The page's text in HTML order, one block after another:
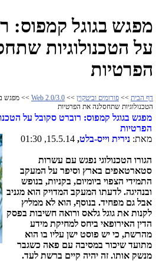
מפגש בגוגל קמפוס:
על הטכנולוגיות
הפרטיות
דף הבית >> פורומים וביטקוין >>
Web 2.0/3.0 >> מפגש
הטכנולוגיות שתחסלנה את הפרטיות
מפגש בגוגל קמפוס: רוברט סקובל על
הפרטיות
מאת: נירית וייס-בלט,
15.5.14, 01:30
הגורו הטכנולוגי נפגש עם עשרות
סטארטאפים בארץ וסיפר על המעקב
התמידי הצפוי ביומיום, בקניות, בנופש
ובנהיגה. לדעתו המעקב המדויק הוא מגניב
אבל גם מפחיד. בנוסף, הוא לא ממליץ
לקנות את גוגל גלאס ורואה חשיבות בפסק
הדין האירופאי ביחס למחיקת מידע
מהרשת, כי יש פוסט ישן עליו בו הוא
מתועד שיכור במסיבה עם פאה כשגבר
מנשק אותו. זה יהיה קיים ברשת לעד.